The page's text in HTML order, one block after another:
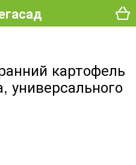
картофель
универсального